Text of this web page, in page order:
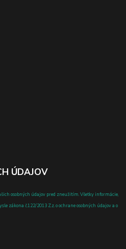
ÚDAJOV
osobných údajov pred zneužitím. Všetky informácie,
zákona č.122/2013 Z.z. o ochrane osobných údajov a o